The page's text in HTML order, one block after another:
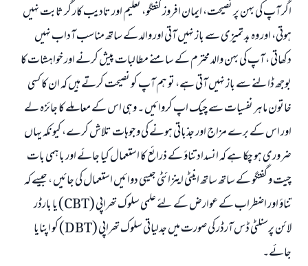
اگر آپ کی بہن پر نصیحت، ایمان افروز گفتگو، تعلیم اور تادیب کار گر ثابت نہیں
ہوتی، اور وہ بد تمیزی سے باز نہیں آتی اور والد کے ساتھ مناسب آداب نہیں
دکھاتی ، آپ کی بہن والد محترم کے سامنے مطالبات پیش کرنے اور خواہشات کا
بوجھ ڈالنے سے باز نہیں آتی ہے، تو ہم آپ کو نصیحت کرتے ہیں کہ ان کا کسی
خاتون ماہر نفسیات سے چیک اپ کروائیں ۔ وہی اس کے معاملے کا جائزہ لے
اور اس کے برے مزاج اور جذباتی ہونے کی وجوہات تلاش کرے، کیونکہ یہاں
ضروری ہو چکا ہے کہ انسداد تناؤ کے ذرائع کا استعمال کیا جائے اور باہمی بات
چیت و گفتگو کے ساتھ ساتھ اینٹی اینزائٹی جیسی دوائیں استعمال کی جائیں ، جیسے کہ
تناؤ اور اضطراب کے عوارض کے لئے علمی سلوک تھراپی (CBT) یا بارڈر
لائن پرسنلٹی ڈس آرڈر کی صورت میں جدلیاتی سلوک تھراپی (DBT) کو اپنایا
جائے۔